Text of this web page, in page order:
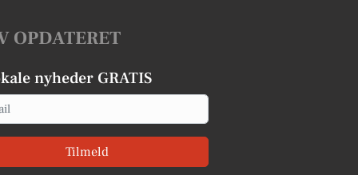
OPDATERET
nyheder GRATIS
Tilmeld